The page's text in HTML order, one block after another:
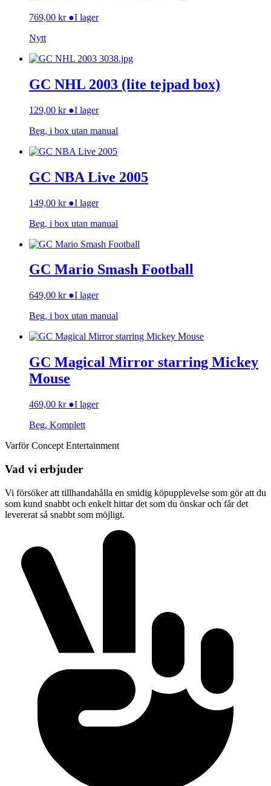
769,00 kr ●I lager
Nytt
GC NHL 2003 (lite tejpad box)
129,00 kr ●I lager
Beg, i box utan manual
GC NBA Live 2005
149,00 kr ●I lager
Beg, i box utan manual
GC Mario Smash Football
649,00 kr ●I lager
Beg, i box utan manual
GC Magical Mirror starring Mickey
Mouse
469,00 kr ●I lager
Beg, Komplett
Varför Concept Entertainment
Vad vi erbjuder
Vi försöker att tillhandahålla en smidig köpupplevelse som gör att du
som kund snabbt och enkelt hittar det som du önskar och får det
levererat så snabbt som möjligt.